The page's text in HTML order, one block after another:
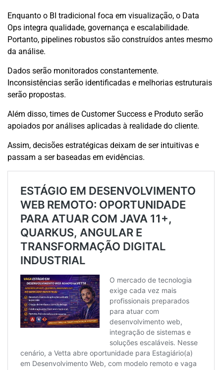
Enquanto o BI tradicional foca em visualização, o Data
Ops integra qualidade, governança e escalabilidade.
Portanto, pipelines robustos são construídos antes mesmo
da análise.
Dados serão monitorados constantemente.
Inconsistências serão identificadas e melhorias estruturais
serão propostas.
Além disso, times de Customer Success e Produto serão
apoiados por análises aplicadas à realidade do cliente.
Assim, decisões estratégicas deixam de ser intuitivas e
passam a ser baseadas em evidências.